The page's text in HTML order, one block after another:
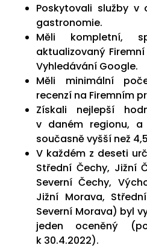
Poskytovali služby
gastronomie.
Měli kompletní,
aktualizovaný
Vyhledávání Google.
Měli minimální
recenzí na Firemním
Získali nejlepší
v daném regionu,
současně vyšší než
V každém z deseti
Střední Čechy, Jižní
Severní Čechy,
Jižní Morava,
Severní Morava) byl
jeden oceněný
k 30.4.2022).